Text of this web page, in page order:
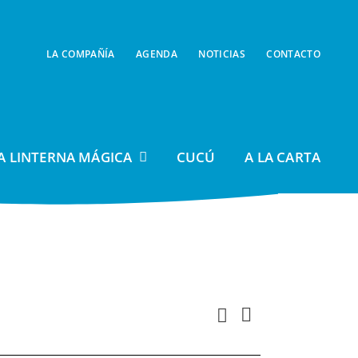
LA COMPAÑÍA AGENDA NOTICIAS CONTACTO
LINTERNA MÁGICA CUCÚ A LA CARTA
Navegación
BuscarNavegación
Día